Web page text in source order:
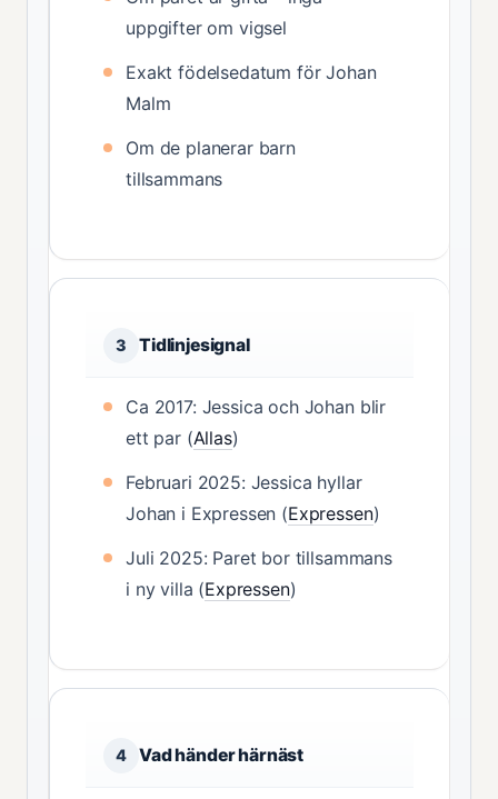
uppgifter om vigsel
Exakt födelsedatum för Johan
Malm
Om de planerar barn
tillsammans
3 Tidlinjesignal
Ca 2017: Jessica och Johan blir
ett par (Allas)
Februari 2025: Jessica hyllar
Johan i Expressen (Expressen)
Juli 2025: Paret bor tillsammans
i ny villa (Expressen)
4 Vad händer härnäst